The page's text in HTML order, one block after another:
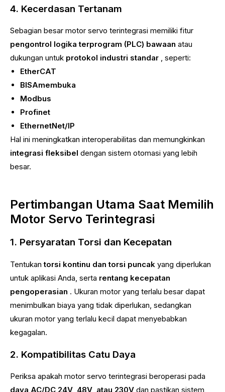
4. Kecerdasan Tertanam
Sebagian besar motor servo terintegrasi memiliki fitur
pengontrol logika terprogram (PLC) bawaan atau
dukungan untuk protokol industri standar , seperti:
EtherCAT
BISAmembuka
Modbus
Profinet
EthernetNet/IP
Hal ini meningkatkan interoperabilitas dan memungkinkan
integrasi fleksibel dengan sistem otomasi yang lebih
besar.
Pertimbangan Utama Saat Memilih
Motor Servo Terintegrasi
1. Persyaratan Torsi dan Kecepatan
Tentukantorsi kontinu dan torsi puncak yang diperlukan
untuk aplikasi Anda, serta rentang kecepatan
pengoperasian . Ukuran motor yang terlalu besar dapat
menimbulkan biaya yang tidak diperlukan, sedangkan
ukuran motor yang terlalu kecil dapat menyebabkan
kegagalan.
2. Kompatibilitas Catu Daya
Periksa apakah motor servo terintegrasi beroperasi pada
daya AC/DC 24V, 48V, atau 230V dan pastikan sistem